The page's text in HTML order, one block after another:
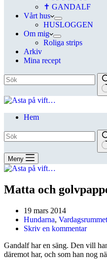
✝ GANDALF
Vårt hus
HUSLOGGEN
Om mig
Roliga strips
Arkiv
Mina recept
Hem
Meny
Matta och
19 mars 2014
Hundarna, Vardagsrummet
Skriv en kommentar
Gandalf har en säng. Den vill
däremot har, och som han nog